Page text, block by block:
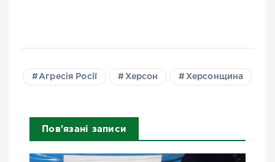
Агресія Росії Херсон Херсонщина
Пов'язані записи